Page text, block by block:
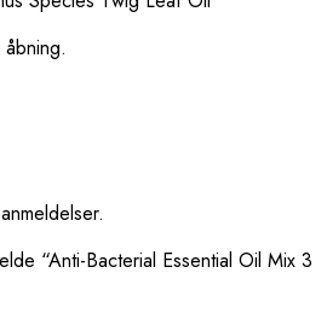
“Anti-Bacterial Essential Oil Mix 3